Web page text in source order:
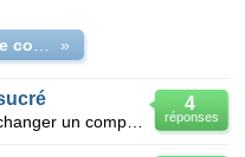
»
4
réponses